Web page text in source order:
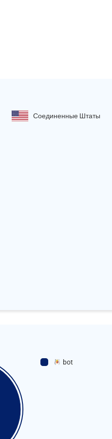
Соединенные Штаты
bot